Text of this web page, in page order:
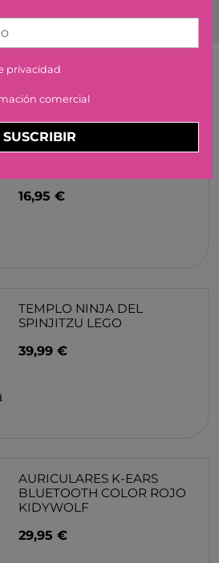
o que combinan
GLOBO MARAVILLAS DEL
MUNDO 40 CM.
16,95 €
TEMPLO NINJA DEL
SPINJITZU LEGO
39,99 €
AURICULARES K-EARS
BLUETOOTH COLOR ROJO
KIDYWOLF
29,95 €
privacidad
comercial
SUSCRIBIR